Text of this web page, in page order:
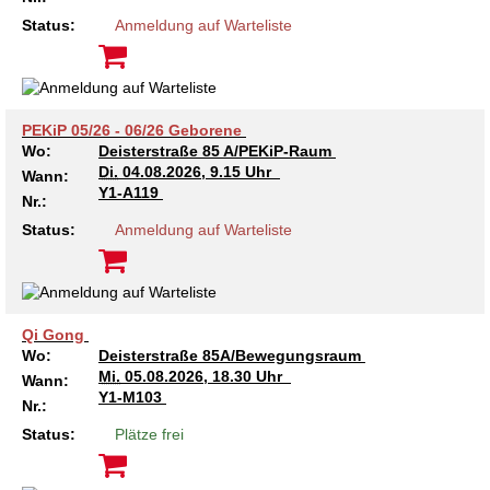
Kindertagesstätte Klaus-Müller-Kilian-Weg /
“Mäuseburg” / Familienzentrum
Kindertagesstätte Langes Feld “Deisterspatzen”
Familienzentrum
Kindertagesstätte Petermannstraße /
Familienzentrum
Kindertagesstätte Rosenbergstraße
Kindertagesstätte Hiltrud-Grote-Weg
Kindertagesstätte Johannes-Lau-Hof
Familienzentrum
Kindertagesstätte Klaus-Müller-Kilian-Weg /
“Mäuseburg” / Familienzentrum
Kindertagesstätte Langes Feld “Deisterspatzen”
Status: Anmeldung auf Warteliste
PEKiP 05/26 - 06/26 Geborene
Wo:
Deisterstraße 85 A/PEKiP-Raum
Wann:
Di. 04.08.2026, 9.15 Uhr
Nr.:
Y1-A119
Status: Anmeldung auf Warteliste
Qi Gong
Wo:
Deisterstraße 85A/Bewegungsraum
Wann:
Mi. 05.08.2026, 18.30 Uhr
Nr.:
Y1-M103
Status: Plätze frei